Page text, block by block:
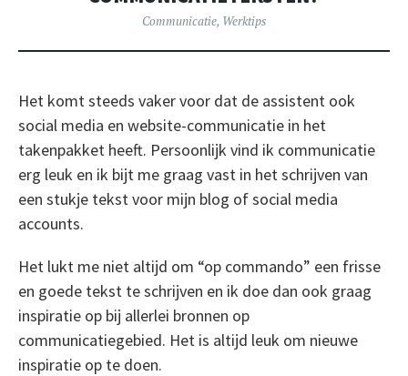
Communicatie, Werktips
Het komt steeds vaker voor dat de assistent ook
social media en website-communicatie in het
takenpakket heeft. Persoonlijk vind ik communicatie
erg leuk en ik bijt me graag vast in het schrijven van
een stukje tekst voor mijn blog of social media
accounts.
Het lukt me niet altijd om “op commando” een frisse
en goede tekst te schrijven en ik doe dan ook graag
inspiratie op bij allerlei bronnen op
communicatiegebied. Het is altijd leuk om nieuwe
inspiratie op te doen.